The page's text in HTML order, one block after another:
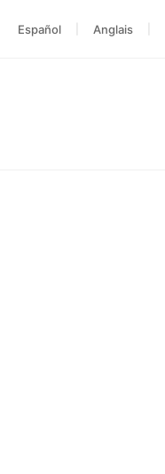
Anglais
Español